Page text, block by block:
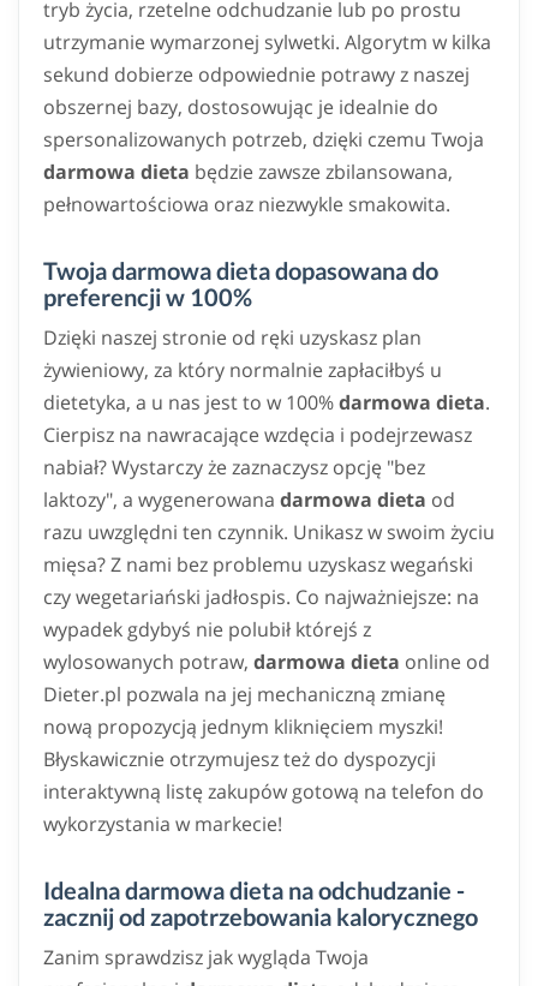
tryb życia, rzetelne odchudzanie lub po prostu
utrzymanie wymarzonej sylwetki. Algorytm w kilka
sekund dobierze odpowiednie potrawy z naszej
obszernej bazy, dostosowując je idealnie do
spersonalizowanych potrzeb, dzięki czemu Twoja
darmowa dieta będzie zawsze zbilansowana,
pełnowartościowa oraz niezwykle smakowita.
Twoja darmowa dieta dopasowana do
preferencji w 100%
Dzięki naszej stronie od ręki uzyskasz plan
żywieniowy, za który normalnie zapłaciłbyś u
dietetyka, a u nas jest to w 100%darmowa dieta.
Cierpisz na nawracające wzdęcia i podejrzewasz
nabiał? Wystarczy że zaznaczysz opcję "bez
laktozy", a wygenerowana darmowa dieta od
razu uwzględni ten czynnik. Unikasz w swoim życiu
mięsa? Z nami bez problemu uzyskasz wegański
czy wegetariański jadłospis. Co najważniejsze: na
wypadek gdybyś nie polubił którejś z
wylosowanych potraw, darmowa dieta online od
Dieter.pl pozwala na jej mechaniczną zmianę
nową propozycją jednym kliknięciem myszki!
Błyskawicznie otrzymujesz też do dyspozycji
interaktywną listę zakupów gotową na telefon do
wykorzystania w markecie!
Idealna darmowa dieta na odchudzanie -
zacznij od zapotrzebowania kalorycznego
Zanim sprawdzisz jak wygląda Twoja